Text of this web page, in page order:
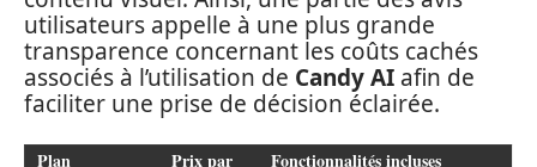
utilisateurs appelle à une plus grande
transparence concernant les coûts cachés
associés à l’utilisation de Candy AI afin de
faciliter une prise de décision éclairée.
Plan Prix par Fonctionnalités incluses